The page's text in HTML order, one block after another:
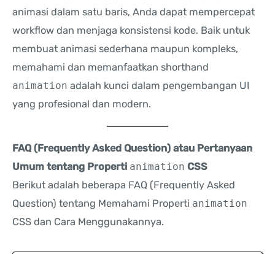
animasi dalam satu baris, Anda dapat mempercepat
workflow dan menjaga konsistensi kode. Baik untuk
membuat animasi sederhana maupun kompleks,
memahami dan memanfaatkan shorthand
animation adalah kunci dalam pengembangan UI
yang profesional dan modern.
FAQ (Frequently Asked Question) atau Pertanyaan
Umum tentang Properti animation CSS
Berikut adalah beberapa FAQ (Frequently Asked
Question) tentang Memahami Properti animation
CSS dan Cara Menggunakannya.